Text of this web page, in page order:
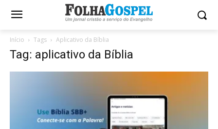
Início Tags Aplicativo da Bíblia
Tag: aplicativo da Bíblia